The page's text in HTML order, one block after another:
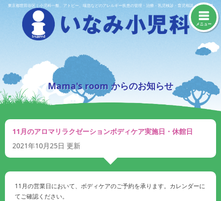
Skip東京都世田谷区｜小児科一般、アトピー、喘息などのアレルギー疾患の管理・治療・乳児検診・育児相談・予防接種
メニュー
Mama's room からのお知らせ
11月のアロマリラクゼーションボディケア実施日・休館日
2021年10月25日 更新
11月の営業日において、ボディケアのご予約を承ります。カレンダーに
てご確認ください。